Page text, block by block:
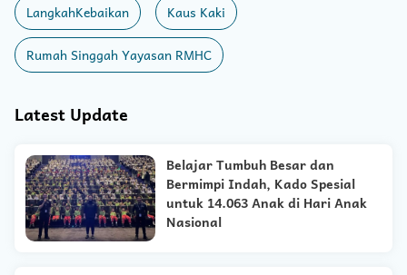
LangkahKebaikan Kaus Kaki
Rumah Singgah Yayasan RMHC
Latest Update
Belajar Tumbuh Besar dan
Bermimpi Indah, Kado Spesial
untuk 14.063 Anak di Hari Anak
Nasional